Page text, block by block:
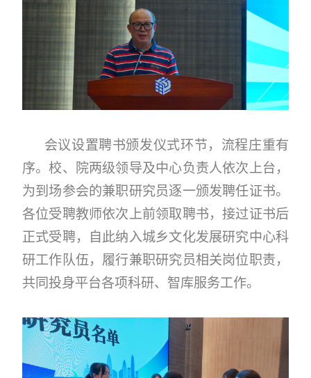
会议设置聘书颁发仪式环节，流程庄重有
序。校、院两级领导及中心负责人依次上台，
为到场参会的兼职研究员逐一颁发聘任证书。
各位受聘教师依次上前领取聘书，接过证书后
正式受聘，自此纳入城乡文化发展研究中心科
研工作队伍，履行兼职研究员相关岗位职责，
共同投身平台各项科研、智库服务工作。